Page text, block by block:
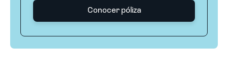
Conocer póliza